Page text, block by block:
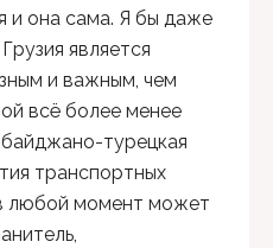
и она сама. Я бы даже
является
и важным, чем
всё более менее
турецкая
транспортных
любой момент может